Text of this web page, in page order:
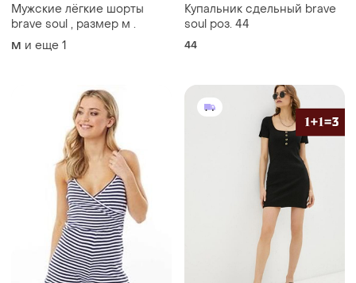
Мужские лёгкие шорты
brave soul , размер м .
M и еще 1
Купальник сдельный brave
soul роз. 44
44